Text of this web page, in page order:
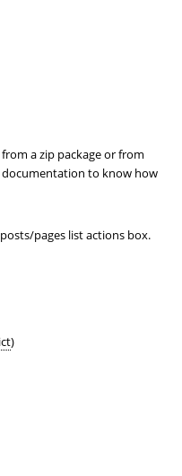
a zip package or from
documentation to know how
pages list actions box.
)